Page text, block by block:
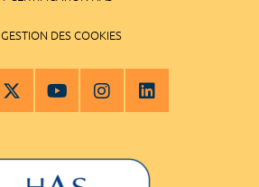
GESTION DES COOKIES